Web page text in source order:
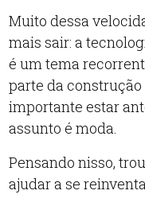
Muito dessa
mais sair: a
é um tema
parte da
importante estar
assunto é moda.
Pensando nisso,
ajudar a se